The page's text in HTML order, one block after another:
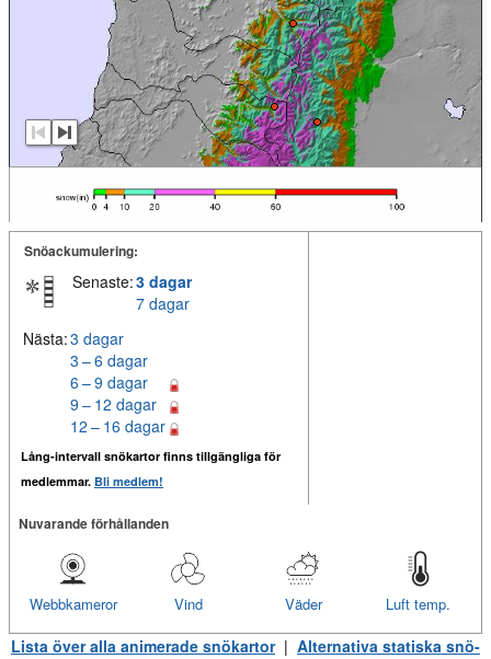
Snöackumulering:
Senaste:3 dagar
7 dagar
Nästa:3 dagar
3 – 6 dagar
6 – 9 dagar
9 – 12 dagar
12 – 16 dagar
Lång-intervall snökartor finns tillgängliga för
medlemmar. Bli medlem!
Nuvarande förhållanden
Luft temp.
Väder
Vind
Webbkameror
Lista över alla animerade snökartor| Alternativa statiska snö-